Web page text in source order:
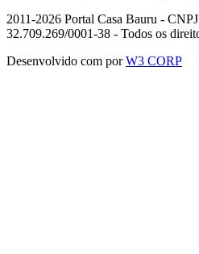
2011-2026 Portal Casa Bauru -
32.709.269/0001-38 - Todos os
Desenvolvido com porW3 CORP